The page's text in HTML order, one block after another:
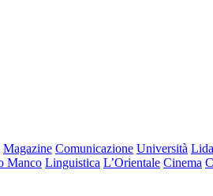
Magazine Comunicazione Università
Manco Linguistica L’Orientale Cinema